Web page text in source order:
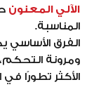
الآلي المعنون
المناسبة.
الفرق الأساسي
ومرونة
الأكثر تطورًا